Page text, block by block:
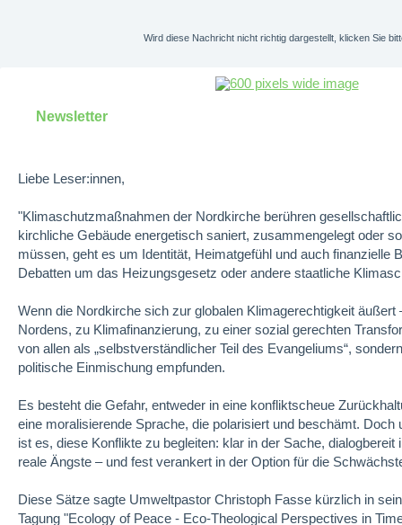
Wird diese Nachricht nicht richtig dargestellt, klicken Sie
Newsletter Juni
Liebe Leser:innen,
"Klimaschutzmaßnahmen der Nordkirche berühren
kirchliche Gebäude energetisch saniert, zusammengelegt oder
müssen, geht es um Identität, Heimatgefühl und auch finanzielle
Debatten um das Heizungsgesetz oder andere staatliche
Wenn die Nordkirche sich zur globalen Klimagerechtigkeit äußert
Nordens, zu Klimafinanzierung, zu einer sozial gerechten
von allen als „selbstverständlicher Teil des Evangeliums“,
politische Einmischung empfunden.
Es besteht die Gefahr, entweder in eine konfliktscheue
eine moralisierende Sprache, die polarisiert und beschämt. Doch
ist es, diese Konflikte zu begleiten: klar in der Sache, dialogbereit
reale Ängste – und fest verankert in der Option für die
Diese Sätze sagte Umweltpastor Christoph Fasse kürzlich in
Tagung "Ecology of Peace - Eco-Theological Perspectives in